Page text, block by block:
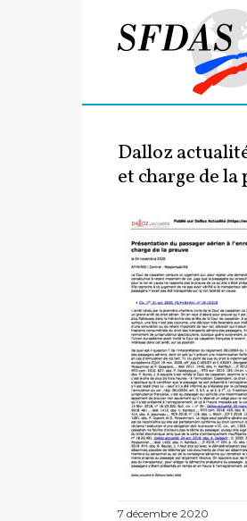
Dalloz
et charge de la
7 décembre 2020